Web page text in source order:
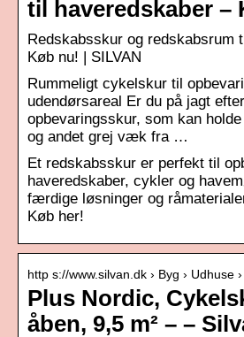
til haveredskaber –
Redskabsskur og redskabsrum
Køb nu! | SILVAN
Rummeligt cykelskur til
udendørsareal Er du på jagt
opbevaringsskur, som kan
og andet grej væk fra …
Et redskabsskur er perfekt til
haveredskaber, cykler og
færdige løsninger og
Køb her!
http s://www.silvan.dk › Byg › Udhuse
Plus Nordic,
åben, 9,5 m² – –